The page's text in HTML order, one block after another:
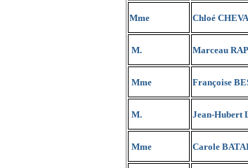
Mme Chloé
M. Marceau
Mme Françoise
M. Jean-Hubert
Mme Carole